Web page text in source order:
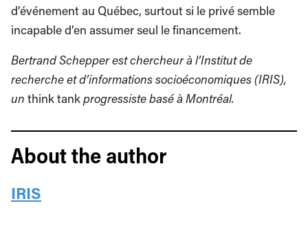
d’événement au Québec, surtout si le privé semble
incapable d’en assumer seul le financement.
Bertrand Schepper est chercheur à l’Institut de
recherche et d’informations socioéconomiques (IRIS),
un think tankprogressiste basé à Montréal.
About the author
IRIS